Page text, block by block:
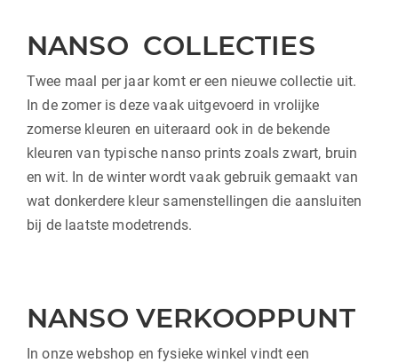
NANSO COLLECTIES
Twee maal per jaar komt er een nieuwe collectie uit.
In de zomer is deze vaak uitgevoerd in vrolijke
zomerse kleuren en uiteraard ook in de bekende
kleuren van typische nanso prints zoals zwart, bruin
en wit. In de winter wordt vaak gebruik gemaakt van
wat donkerdere kleur samenstellingen die aansluiten
bij de laatste modetrends.
NANSO VERKOOPPUNT
In onze webshop en fysieke winkel vindt een